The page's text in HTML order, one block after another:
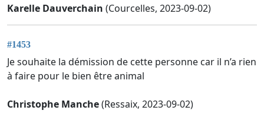
Karelle Dauverchain (Courcelles, 2023-09-02)
#1453
Je souhaite la démission de cette personne car il n’a rien
à faire pour le bien être animal
Christophe Manche(Ressaix, 2023-09-02)